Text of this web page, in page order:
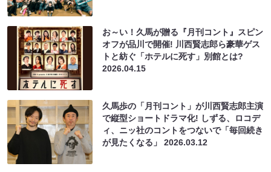
お～い！久馬が贈る『月刊コント』スピン
オフが品川で開催! 川西賢志郎ら豪華ゲス
トと紡ぐ「ホテルに死す」別館とは?
2026.04.15
久馬歩の「月刊コント」が川西賢志郎主演
で縦型ショートドラマ化! しずる、ロコデ
ィ、ニッ社のコントをつないで「毎回続き
が見たくなる」2026.03.12